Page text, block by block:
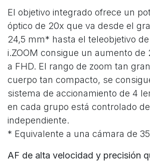
El objetivo integrado ofrece un
óptico de 20x que va desde el
24,5 mm* hasta el teleobjetivo
i.ZOOM consigue un aumento de
a FHD. El rango de zoom tan
cuerpo tan compacto, se
sistema de accionamiento de 4
en cada grupo está controlado
independiente.
* Equivalente a una cámara de
AF de alta velocidad y precisión